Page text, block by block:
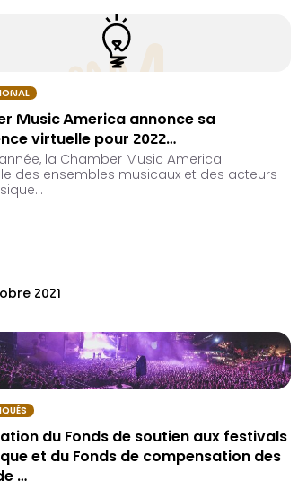
Music America annonce sa
virtuelle pour 2022…
la Chamber Music America
des ensembles musicaux et des acteurs
2021
du Fonds de soutien aux festivals
et du Fonds de compensation des
…